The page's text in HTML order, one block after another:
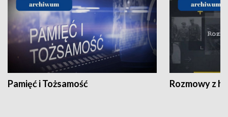
Pamięć i Tożsamość Rozmowy z